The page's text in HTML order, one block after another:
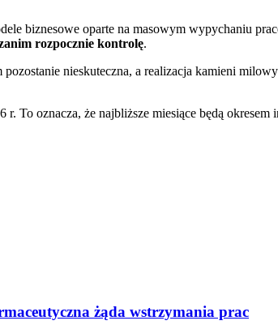
biznesowe oparte na masowym wypychaniu
rozpocznie kontrolę.
nieskuteczna, a realizacja kamieni
To oznacza, że najbliższe miesiące będą
żąda wstrzymania prac